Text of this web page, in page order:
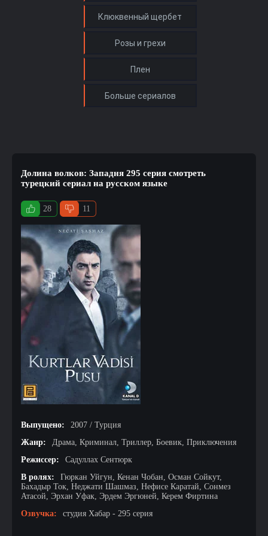
Долина волков: Западня 295 серия смотреть
турецкий сериал на русском языке
28 11
Выпущено:
2007 / Турция
Жанр:
Драма, Криминал, Триллер, Боевик, Приключения
Режиссер:
Садуллах Сентюрк
В ролях:
Гюркан Уйгун, Кенан Чобан, Осман Сойкут,
Бахадыр Ток, Неджати Шашмаз, Нефисе Каратай, Сонмез
Атасой, Эрхан Уфак, Эрдем Эргюней, Керем Фиртина
Озвучка:
студия Хабар - 295 серия